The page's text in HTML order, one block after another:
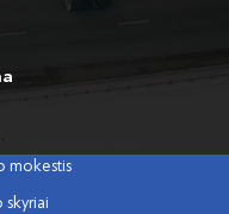
mokestis
skyriai